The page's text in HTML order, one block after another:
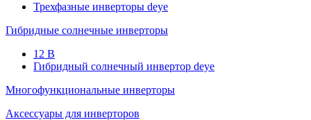
Трехфазные инверторы deye
Гибридные солнечные инверторы
12 B
Гибридный солнечный инвертор deye
Многофункциональные инверторы
Аксессуары для инверторов